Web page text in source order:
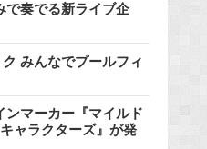
で奏でる新ライブ企
みんなでプールフィ
ンマーカー『マイルド
ャラクターズ』が発